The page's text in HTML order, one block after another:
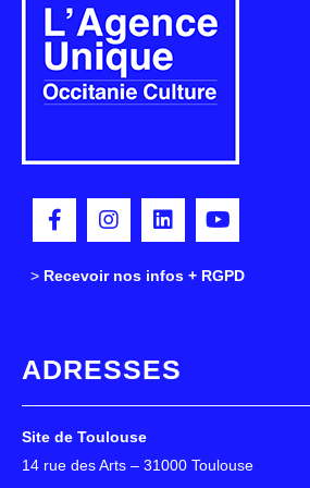
> Recevoir nos infos + RGPD
ADRESSES
Site de Toulouse
14 rue des Arts – 31000 Toulouse